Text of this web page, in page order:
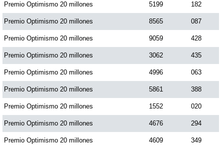
Premio Optimismo 20 millones 5199 182
Premio Optimismo 20 millones 8565 087
Premio Optimismo 20 millones 9059 428
Premio Optimismo 20 millones 3062 435
Premio Optimismo 20 millones 4996 063
Premio Optimismo 20 millones 5861 388
Premio Optimismo 20 millones 1552 020
Premio Optimismo 20 millones 4676 294
Premio Optimismo 20 millones 4609 349